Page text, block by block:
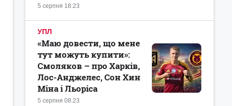
5 серпня 18:23
УПЛ
5 серпня 08:23
«Маю довести, що мене
тут можуть купити»:
Смоляков – про Харків,
Лос-Анджелес, Сон Хин
Міна і Льоріса